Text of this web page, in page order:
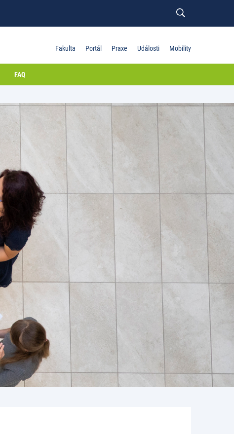
Fakulta Portál Praxe Události Mobility
FAQ